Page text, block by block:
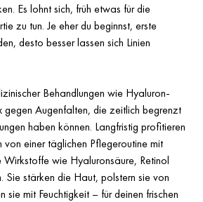
Es lohnt sich, früh etwas für die
zu tun. Je eher du beginnst, erste
desto besser lassen sich Linien
Behandlungen wie Hyaluron-
Augenfalten, die zeitlich begrenzt
haben können. Langfristig profitieren
von einer täglichen Pflegeroutine mit
Wirkstoffe wie Hyaluronsäure, Retinol
Sie stärken die Haut, polstern sie von
sie mit Feuchtigkeit – für deinen frischen